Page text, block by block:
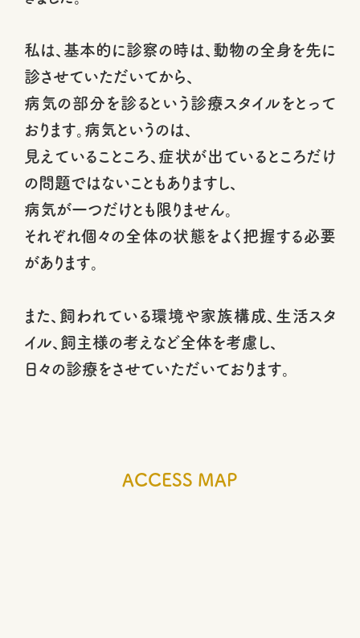
私は、基本的に診察の時は、動物の全身を先に
診させていただいてから、
病気の部分を診るという診療スタイルをとって
おります。病気というのは、
見えていることころ、症状が出ているところだけ
の問題ではないこともありますし、
病気が一つだけとも限りません。
それぞれ個々の全体の状態をよく把握する必要
があります。
また、飼われている環境や家族構成、生活スタ
イル、飼主様の考えなど全体を考慮し、
日々の診療をさせていただいております。
ACCESS MAP